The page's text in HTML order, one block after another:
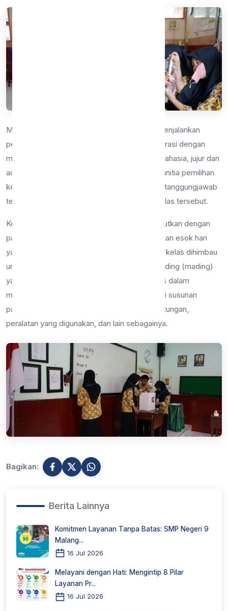
Masing-masing kelas akan dibimbing untuk menjalankan
pemilihan ketua kelas sesuai prosedur demokrasi dengan
memerhatikan asas langsung, umum, bebas, rahasia, jujur dan
adil (Luber Jurdil). Maka dari itu, disusunlah panitia pemilihan
ketua kelas di masing-masing kelas untuk bertanggungjawab
terhadap jalannya kegiatan pemilihan ketua kelas tersebut.
Kegiatan pemungutan suara hari ini akan dilanjutkan dengan
pameran ketua kelas terpilih yang akan diadakan esok hari
yakni Jumat, 27 Januari 2023. Masing-masing kelas dihimbau
untuk membuat hasil karya berupa majalah dinding (mading)
yang berisikan tentang semua hasil kerja kelas dalam
melaksanakan pemilihan ketua kelas mulai dari susunan
panitia, kandidat calon ketua kelas, hasil perhitungan,
peralatan yang digunakan, dan lain sebagainya.
Bagikan:
Berita Lainnya
Komitmen Layanan Tanpa Batas: SMP Negeri 9
Malang...
16 Jul 2026
Melayani dengan Hati: Mengintip 8 Pilar
Layanan Pr...
16 Jul 2026